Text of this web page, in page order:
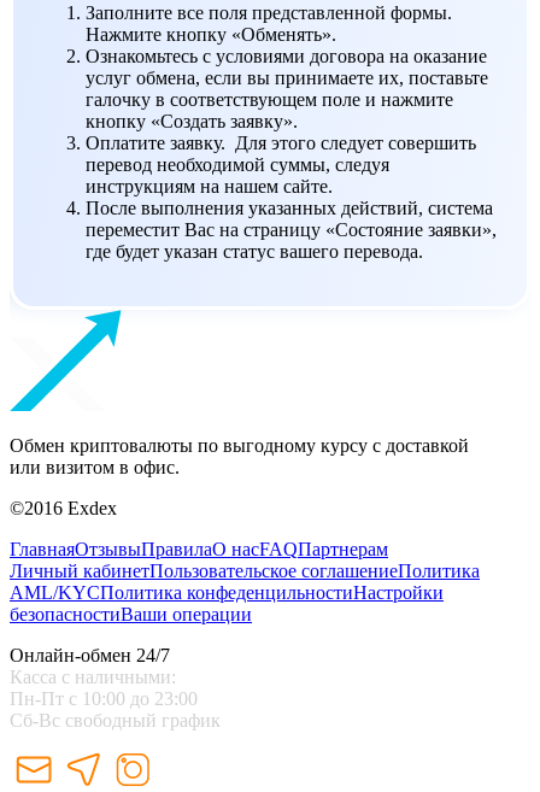
Заполните все поля представленной формы.
Нажмите кнопку «Обменять».
Ознакомьтесь с условиями договора на оказание
услуг обмена, если вы принимаете их, поставьте
галочку в соответствующем поле и нажмите
кнопку «Создать заявку».
Оплатите заявку. Для этого следует совершить
перевод необходимой суммы, следуя
инструкциям на нашем сайте.
После выполнения указанных действий, система
переместит Вас на страницу «Состояние заявки»,
где будет указан статус вашего перевода.
Обмен криптовалюты по выгодному курсу с доставкой
или визитом в офис.
©2016 Exdex
ГлавнаяОтзывыПравилаО насFAQПартнерам
Личный кабинетПользовательское соглашениеПолитика
AML/KYCПолитика конфеденцильностиНастройки
безопасностиВаши операции
Онлайн-обмен 24/7
Касса с наличными:
Пн-Пт с 10:00 до 23:00
Сб-Вс свободный график